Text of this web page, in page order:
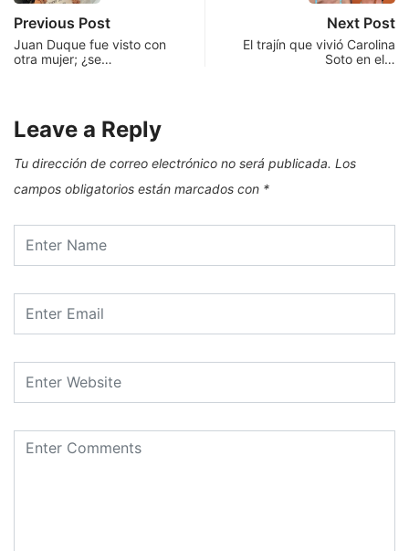
Previous Post
Juan Duque fue visto con
otra mujer; ¿se…
Next Post
El trajín que vivió Carolina
Soto en el…
Leave a Reply
Tu dirección de correo electrónico no será publicada. Los
campos obligatorios están marcados con *